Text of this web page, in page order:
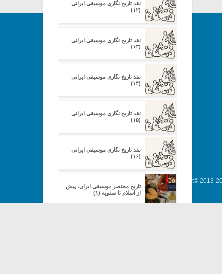
نقد تاریخ نگاری موسیقی ایرانی
(۱۲)
نقد تاریخ نگاری موسیقی ایرانی
(۱۳)
نقد تاریخ نگاری موسیقی ایرانی
(۱۴)
نقد تاریخ نگاری موسیقی ایرانی
(۱۵)
نقد تاریخ نگاری موسیقی ایرانی
(۱۶)
تاریخ مختصر موسیقی ایران، پیش
از اسلام تا صفویه (۱)
Copyright© 2013-